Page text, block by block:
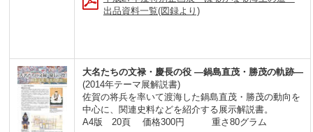
出品資料一覧(図録より)
大名たちの文禄・慶長の役 ―鍋島直茂・勝茂の軌跡―
(2014年テーマ展解説書)
佐賀の将兵を率いて渡海した鍋島直茂・勝茂の動向を
中心に、関連史料などを紹介する展示解説書。
A4版 20頁 価格300円 重さ80グラム